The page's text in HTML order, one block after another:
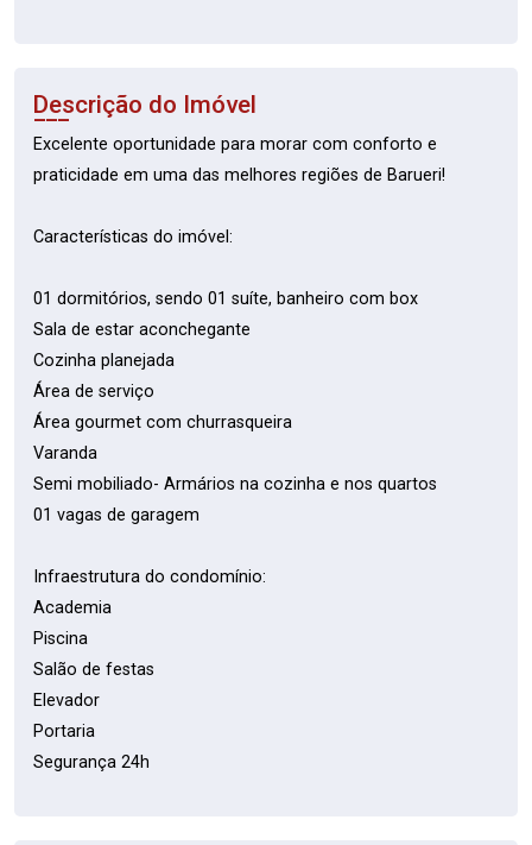
Descrição do Imóvel
Excelente oportunidade para morar com conforto e
praticidade em uma das melhores regiões de Barueri!
Características do imóvel:
01 dormitórios, sendo 01 suíte, banheiro com box
Sala de estar aconchegante
Cozinha planejada
Área de serviço
Área gourmet com churrasqueira
Varanda
Semi mobiliado- Armários na cozinha e nos quartos
01 vagas de garagem
Infraestrutura do condomínio:
Academia
Piscina
Salão de festas
Elevador
Portaria
Segurança 24h